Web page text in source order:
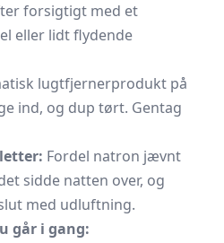
forsigtigt med et
eller lidt flydende
lugtfjernerprodukt på
ind, og dup tørt. Gentag
Fordel natron jævnt
sidde natten over, og
med udluftning.
går i gang: